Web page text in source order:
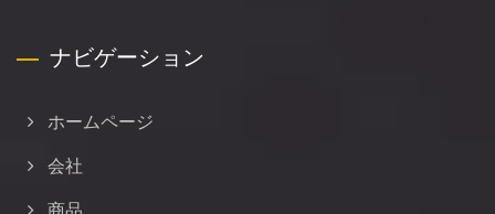
ナビゲーション
ホームページ
会社